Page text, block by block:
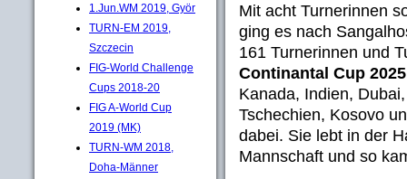
1.Jun.WM 2019, Györ
TURN-EM 2019,
Szczecin
FIG-World Challenge
Cups 2018-20
FIG A-World Cup
2019 (MK)
TURN-WM 2018,
Doha-Männer
Mit acht Turnerinnen
ging es nach
161 Turnerinnen und
Continantal Cup
Kanada, Indien,
Tschechien, Kosovo
dabei. Sie lebt in der
Mannschaft und so